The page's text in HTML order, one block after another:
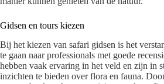
Gidsen en tours kiezen
Bij het kiezen van safari gidsen is het
te gaan naar professionals met goede
hebben vaak ervaring in het veld en zijn in
inzichten te bieden over flora en fauna.